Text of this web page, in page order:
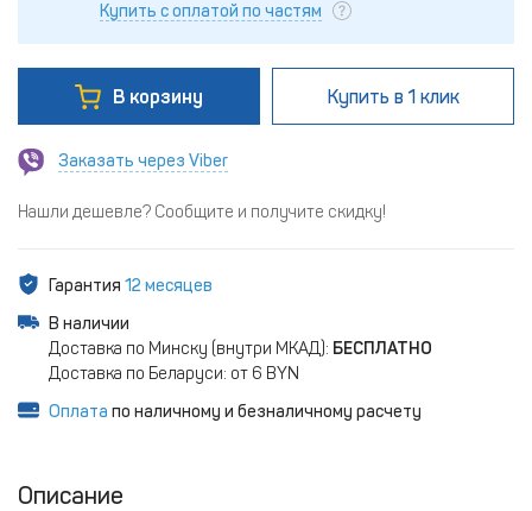
Купить с оплатой по частям
В корзину Купить в 1 клик
Заказать через Viber
Нашли дешевле? Сообщите и получите скидку!
Гарантия 12 месяцев
В наличии
Доставка по Минску (внутри МКАД): БЕСПЛАТНО
Доставка по Беларуси: от 6 BYN
Оплата по наличному и безналичному расчету
Описание